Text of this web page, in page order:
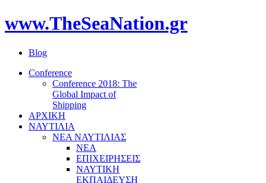
www.TheSeaNation.gr
Blog
Conference
Conference 2018: The
Global Impact of
Shipping
ΑΡΧΙΚΗ
ΝΑΥΤΙΛΙΑ
ΝΕΑ ΝΑΥΤΙΛΙΑΣ
ΝΕΑ
ΕΠΙΧΕΙΡΗΣΕΙΣ
ΝΑΥΤΙΚΗ
ΕΚΠΑΙΔΕΥΣΗ